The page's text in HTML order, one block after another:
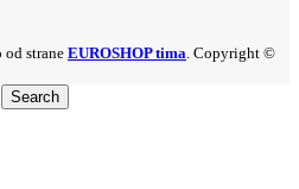
od straneEUROSHOP tima. Copyright ©
Search